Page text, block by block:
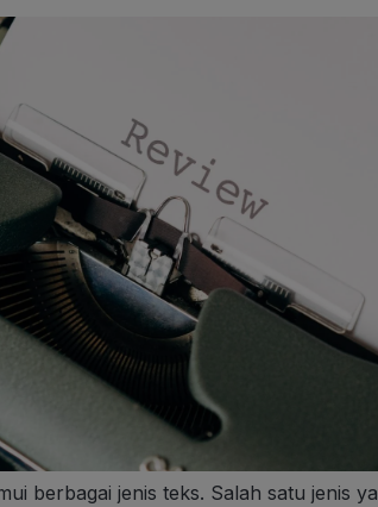
berbagai jenis teks. Salah satu jenis